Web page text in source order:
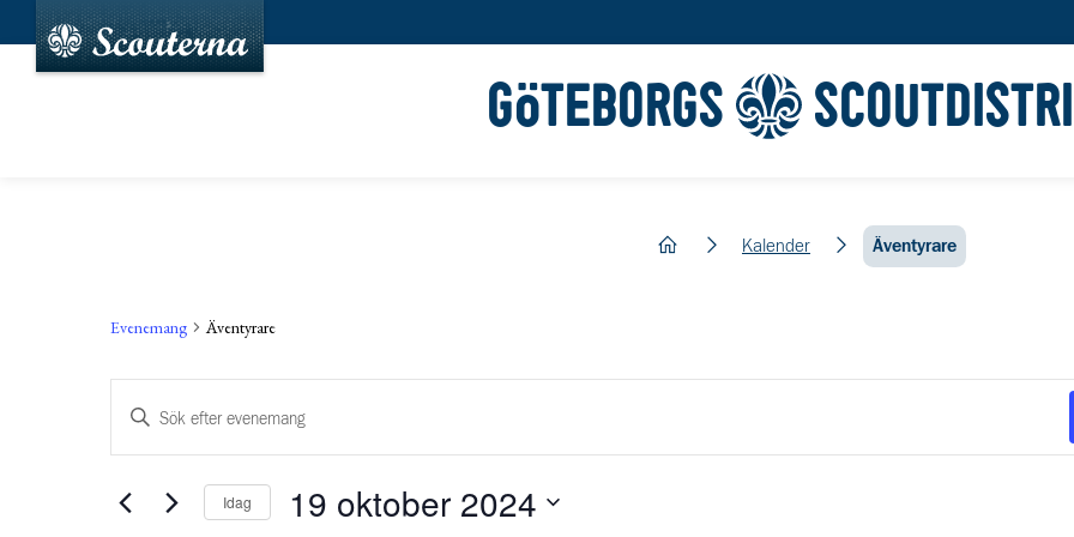
GÖTEBORGS
hem Kalender Äventyrare
Evenemang Äventyrare
Search
Views
Ange
efter
Idag 19 oktober 2024